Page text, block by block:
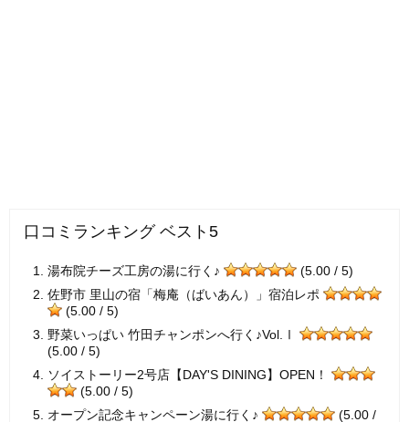
口コミランキング ベスト5
湯布院チーズ工房の湯に行く♪
(5.00 / 5)
佐野市 里山の宿「梅庵（ばいあん）」宿泊レポ
(5.00 / 5)
野菜いっぱい 竹田チャンポンへ行く♪Vol.Ⅰ
(5.00 / 5)
ソイストーリー2号店【DAY'S DINING】OPEN！
(5.00 / 5)
オープン記念キャンペーン湯に行く♪
(5.00 /